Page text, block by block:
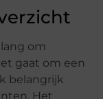
om
gaat om een
belangrijk
Het